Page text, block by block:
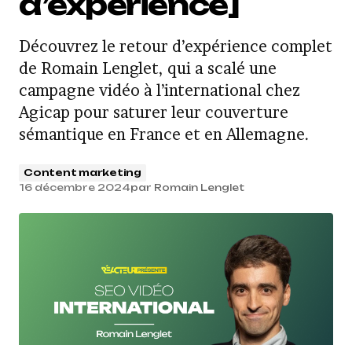
Découvrez le retour d’expérience complet
de Romain Lenglet, qui a scalé une
campagne vidéo à l’international chez
Agicap pour saturer leur couverture
sémantique en France et en Allemagne.
Content marketing
16 décembre 2024par Romain Lenglet